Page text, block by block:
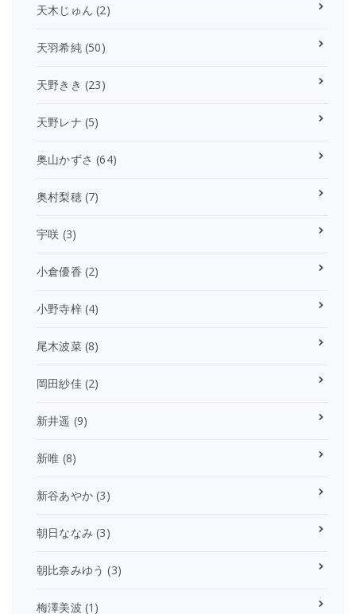
天木じゅん (2)
天羽希純(50)
天野きき (23)
天野レナ (5)
奥山かずさ (64)
奥村梨穂(7)
宇咲 (3)
小倉優香 (2)
小野寺梓(4)
尾木波菜(8)
岡田紗佳(2)
新井遥 (9)
新唯 (8)
新谷あやか (3)
朝日ななみ (3)
朝比奈みゆう (3)
梅澤美波 (1)